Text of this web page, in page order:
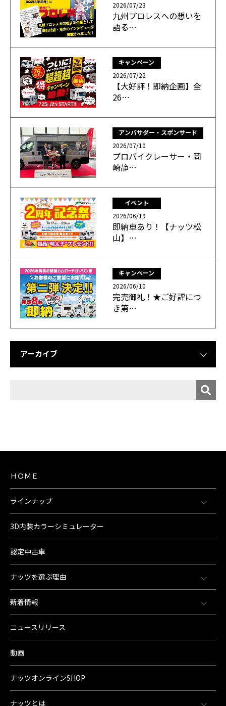
2026/07/23
九州プロレスへの想いを
語る…
キャンペーン
2026/07/22
【大好評！即納企画】全
26…
アンバサダー・スポンサード
2026/07/10
プロバイクレーサー・岡
崎静…
イベント
2026/06/19
即納車あり！【ナッツ松
山】…
キャンペーン
2026/06/10
完売御礼！★ご好評につ
き第…
アーカイブ
ＨＯＭＥ
ラインナップ
3D内装カラーシミュレーター
認定中古車
ナッツを選ぶ理由
新着情報
ニュースリリース
動画
ナッツオンラインSHOP
ナッツとは